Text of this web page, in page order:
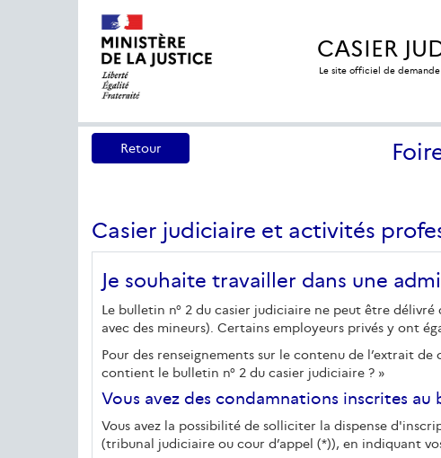
CASIER
Le site officiel de
Retour
Casier judiciaire et activités
Je souhaite travailler dans une
Le bulletin n° 2 du casier judiciaire ne peut être
avec des mineurs). Certains employeurs privés y ont
Pour des renseignements sur le contenu de l’extrait
contient le bulletin n° 2 du casier judiciaire ? »
Vous avez des condamnations inscrites au
Vous avez la possibilité de solliciter la dispense
(tribunal judiciaire ou cour d’appel (*)), en indiquant